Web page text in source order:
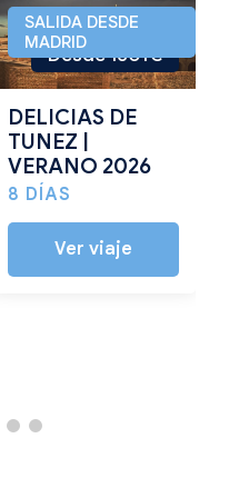
Desde 1301€
SALIDA DESDE
MADRID
DELICIAS DE
TUNEZ |
VERANO 2026
8 DÍAS
Ver viaje